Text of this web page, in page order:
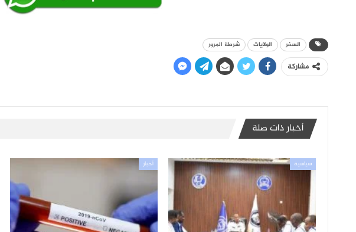
السفر الولايات شرطة المرور
مشاركة
أخبار ذات صلة
سياسية أخبار